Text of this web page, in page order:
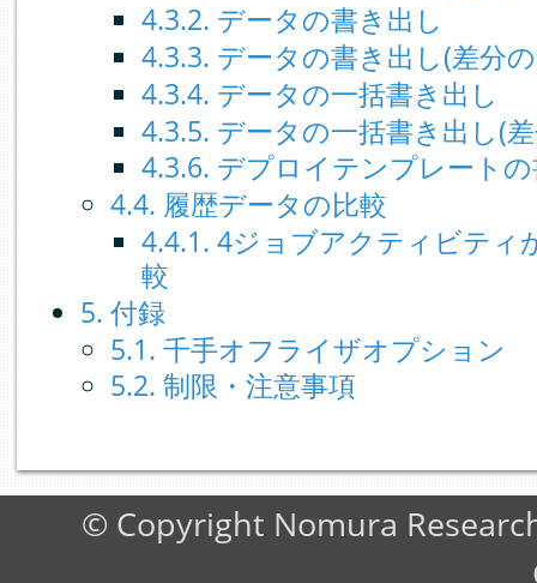
4.3.2. データの書き出し
4.3.3. データの書き出し(差分
4.3.4. データの一括書き出し
4.3.5. データの一括書き出し(
4.3.6. デプロイテンプレート
4.4. 履歴データの比較
4.4.1. 4ジョブアクティビティ
較
5. 付録
5.1. 千手オフライザオプション
5.2. 制限・注意事項
© Copyright Nomura